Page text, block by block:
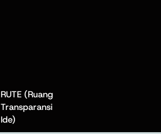
RUTE (Ruang
Transparansi
Ide)